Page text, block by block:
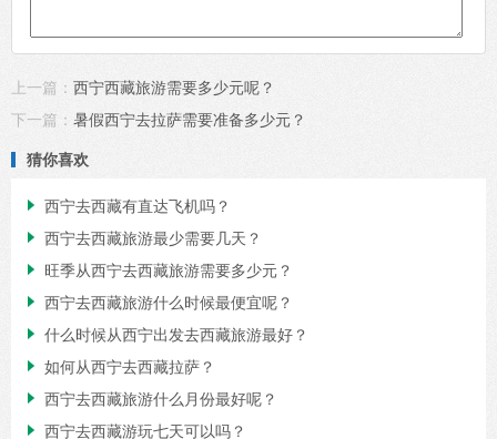
上一篇： 西宁西藏旅游需要多少元呢？
下一篇： 暑假西宁去拉萨需要准备多少元？
猜你喜欢
 西宁去西藏有直达飞机吗？
 西宁去西藏旅游最少需要几天？
 旺季从西宁去西藏旅游需要多少元？
 西宁去西藏旅游什么时候最便宜呢？
 什么时候从西宁出发去西藏旅游最好？
 如何从西宁去西藏拉萨？
 西宁去西藏旅游什么月份最好呢？
 西宁去西藏游玩七天可以吗？